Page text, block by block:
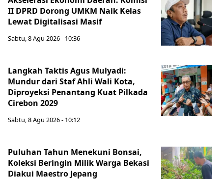
II DPRD Dorong UMKM Naik Kelas
Lewat Digitalisasi Masif
Sabtu, 8 Agu 2026 - 10:36
Langkah Taktis Agus Mulyadi:
Mundur dari Staf Ahli Wali Kota,
Diproyeksi Penantang Kuat Pilkada
Cirebon 2029
Sabtu, 8 Agu 2026 - 10:12
Puluhan Tahun Menekuni Bonsai,
Koleksi Beringin Milik Warga Bekasi
Diakui Maestro Jepang